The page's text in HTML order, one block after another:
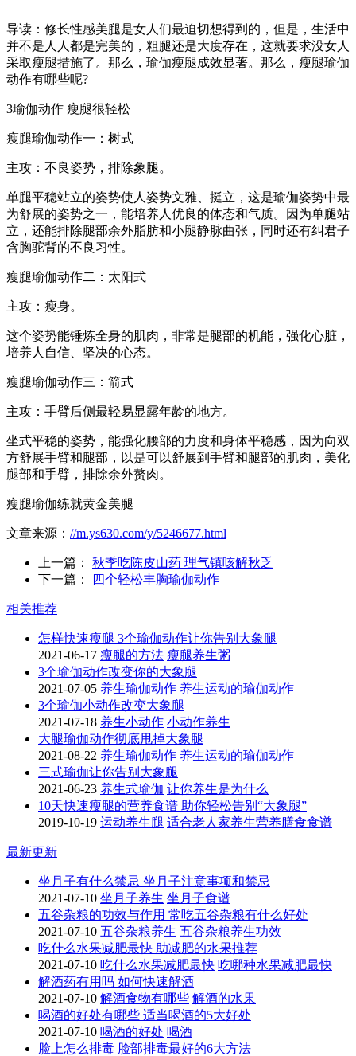
导读：修长性感美腿是女人们最迫切想得到的，但是，生活中
并不是人人都是完美的，粗腿还是大度存在，这就要求没女人
采取瘦腿措施了。那么，瑜伽瘦腿成效显著。那么，瘦腿瑜伽
动作有哪些呢?
3瑜伽动作 瘦腿很轻松
瘦腿瑜伽动作一：树式
主攻：不良姿势，排除象腿。
单腿平稳站立的姿势使人姿势文雅、挺立，这是瑜伽姿势中最
为舒展的姿势之一，能培养人优良的体态和气质。因为单腿站
立，还能排除腿部余外脂肪和小腿静脉曲张，同时还有纠君子
含胸驼背的不良习性。
瘦腿瑜伽动作二：太阳式
主攻：瘦身。
这个姿势能锤炼全身的肌肉，非常是腿部的机能，强化心脏，
培养人自信、坚决的心态。
瘦腿瑜伽动作三：箭式
主攻：手臂后侧最轻易显露年龄的地方。
坐式平稳的姿势，能强化腰部的力度和身体平稳感，因为向双
方舒展手臂和腿部，以是可以舒展到手臂和腿部的肌肉，美化
腿部和手臂，排除余外赘肉。
瘦腿瑜伽练就黄金美腿
文章来源： //m.ys630.com/y/5246677.html
上一篇：
秋季吃陈皮山药 理气镇咳解秋乏
下一篇：
四个轻松丰胸瑜伽动作
相关推荐
怎样快速瘦腿 3个瑜伽动作让你告别大象腿
2021-06-17 瘦腿的方法 瘦腿养生粥
3个瑜伽动作改变你的大象腿
2021-07-05 养生瑜伽动作 养生运动的瑜伽动作
3个瑜伽小动作改变大象腿
2021-07-18 养生小动作 小动作养生
大腿瑜伽动作彻底甩掉大象腿
2021-08-22 养生瑜伽动作 养生运动的瑜伽动作
三式瑜伽让你告别大象腿
2021-06-23 养生式瑜伽 让你养生是为什么
10天快速瘦腿的营养食谱 助你轻松告别“大象腿”
2019-10-19 运动养生腿 适合老人家养生营养膳食食谱
最新更新
坐月子有什么禁忌 坐月子注意事项和禁忌
2021-07-10 坐月子养生 坐月子食谱
五谷杂粮的功效与作用 常吃五谷杂粮有什么好处
2021-07-10 五谷杂粮养生 五谷杂粮养生功效
吃什么水果减肥最快 助减肥的水果推荐
2021-07-10 吃什么水果减肥最快 吃哪种水果减肥最快
解酒药有用吗 如何快速解酒
2021-07-10 解酒食物有哪些 解酒的水果
喝酒的好处有哪些 适当喝酒的5大好处
2021-07-10 喝酒的好处 喝酒
脸上怎么排毒 脸部排毒最好的6大方法